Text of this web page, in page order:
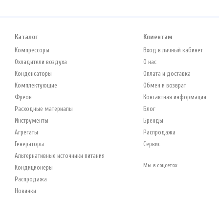
минимальными
Высокая химическая
вызвать коррозию
Энергоэффективность
ОСОБЕННОСТИ СЕРВИСА
Согласно официальной
смазки систем на R1234yf
Каталог
Компрессоры
Охладители воздуха
Конденсаторы
Комплектующие
Фреон
Расходные материалы
Инструменты
Агрегаты
Генераторы
Альтернативные источники питания
Кондиционеры
Распродажа
Новинки
Клиентам
Вход в личный кабинет
О нас
Оплата и доставка
Обмен и возврат
Контактная информация
Блог
Бренды
Распродажа
Сервис
Мы в соцсетях